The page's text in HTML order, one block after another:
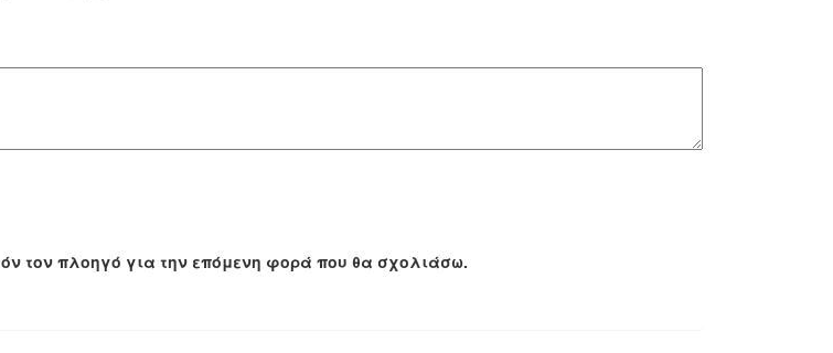
τον πλοηγό για την επόμενη φορά που θα σχολιάσω.